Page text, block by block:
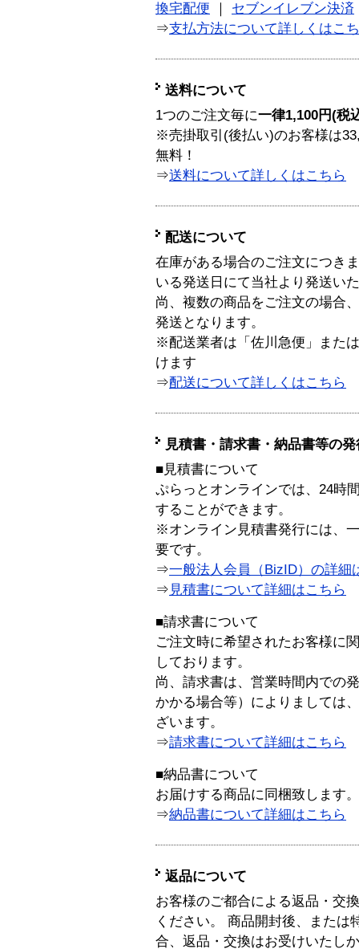
換宅配便
セブンイレブン決済
⇒支払方法について詳しくはこ
送料について
1つのご注文毎に一律1,100円(税
※売掛取引(後払い)のお客様は
無料！
⇒送料について詳しくはこちら
配送について
在庫がある場合のご注文につき
いる発送日にて当社より発送い
尚、複数の商品をご注文の場合
発送となります。
※配送業者は「佐川急便」また
けます
⇒配送について詳しくはこちら
見積書・請求書・納品書等の
■見積書について
ぷらっとオンラインでは、24時
することができます。
※オンライン見積書発行には、
要です。
⇒一般法人会員（BizID）の詳細
⇒ 見積書について詳細はこちら
■請求書について
ご注文時に希望されたお客様に
しております。
尚、請求書は、営業時間内での
かかる場合等）によりましては
ざいます。
⇒請求書について詳細はこちら
■納品書について
お届けする商品に同梱致します。
⇒納品書について詳細はこちら
返品について
お客様のご都合による返品・交
ください。 商品開封後、または
合、返品・交換はお受けいたし